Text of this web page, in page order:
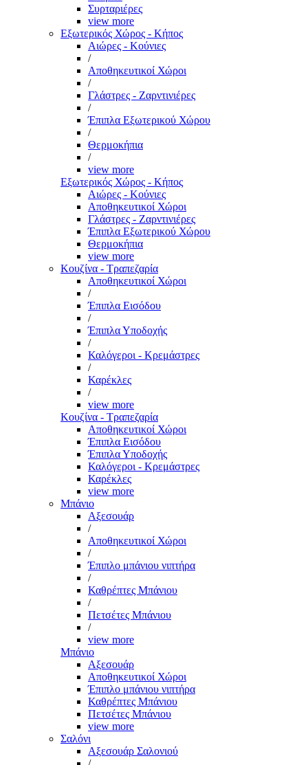
Συρταριέρες
view more
Εξωτερικός Χώρος - Κήπος
Αιώρες - Κούνιες
/
Αποθηκευτικοί Χώροι
/
Γλάστρες - Ζαρντινιέρες
/
Έπιπλα Εξωτερικού Χώρου
/
Θερμοκήπια
/
view more
Εξωτερικός Χώρος - Κήπος
Αιώρες - Κούνιες
Αποθηκευτικοί Χώροι
Γλάστρες - Ζαρντινιέρες
Έπιπλα Εξωτερικού Χώρου
Θερμοκήπια
view more
Κουζίνα - Τραπεζαρία
Αποθηκευτικοί Χώροι
/
Έπιπλα Εισόδου
/
Έπιπλα Υποδοχής
/
Καλόγεροι - Κρεμάστρες
/
Καρέκλες
/
view more
Κουζίνα - Τραπεζαρία
Αποθηκευτικοί Χώροι
Έπιπλα Εισόδου
Έπιπλα Υποδοχής
Καλόγεροι - Κρεμάστρες
Καρέκλες
view more
Μπάνιο
Αξεσουάρ
/
Αποθηκευτικοί Χώροι
/
Έπιπλο μπάνιου νιπτήρα
/
Καθρέπτες Μπάνιου
/
Πετσέτες Μπάνιου
/
view more
Μπάνιο
Αξεσουάρ
Αποθηκευτικοί Χώροι
Έπιπλο μπάνιου νιπτήρα
Καθρέπτες Μπάνιου
Πετσέτες Μπάνιου
view more
Σαλόνι
Αξεσουάρ Σαλονιού